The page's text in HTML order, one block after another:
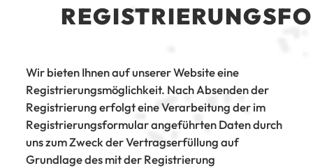
Wir bieten Ihnen auf unserer Website eine
Registrierungsmöglichkeit. Nach Absenden der
Registrierung erfolgt eine Verarbeitung der im
Registrierungsformular angeführten Daten durch
uns zum Zweck der Vertragserfüllung auf
Grundlage des mit der Registrierung